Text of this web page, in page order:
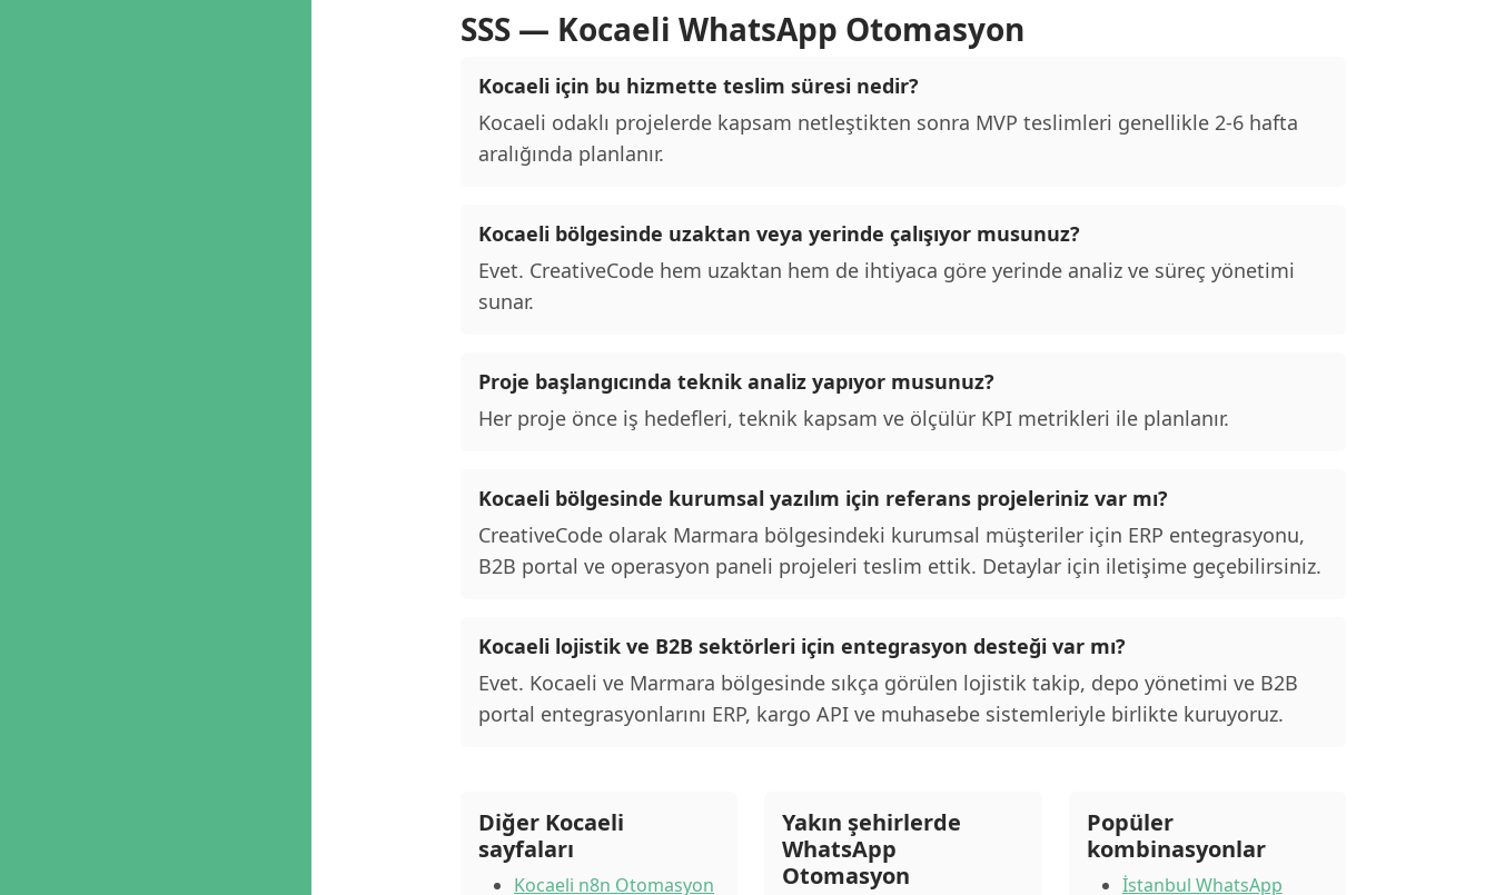
SSS — Kocaeli WhatsApp Otomasyon
Kocaeli için bu hizmette teslim süresi nedir?
Kocaeli odaklı projelerde kapsam netleştikten sonra MVP teslimleri genellikle 2-6 hafta
aralığında planlanır.
Kocaeli bölgesinde uzaktan veya yerinde çalışıyor musunuz?
Evet. CreativeCode hem uzaktan hem de ihtiyaca göre yerinde analiz ve süreç yönetimi
sunar.
Proje başlangıcında teknik analiz yapıyor musunuz?
Her proje önce iş hedefleri, teknik kapsam ve ölçülür KPI metrikleri ile planlanır.
Kocaeli bölgesinde kurumsal yazılım için referans projeleriniz var mı?
CreativeCode olarak Marmara bölgesindeki kurumsal müşteriler için ERP entegrasyonu,
B2B portal ve operasyon paneli projeleri teslim ettik. Detaylar için iletişime geçebilirsiniz.
Kocaeli lojistik ve B2B sektörleri için entegrasyon desteği var mı?
Evet. Kocaeli ve Marmara bölgesinde sıkça görülen lojistik takip, depo yönetimi ve B2B
portal entegrasyonlarını ERP, kargo API ve muhasebe sistemleriyle birlikte kuruyoruz.
Diğer Kocaeli
sayfaları
Kocaeli n8n Otomasyon
Yakın şehirlerde
WhatsApp
Otomasyon
Popüler
kombinasyonlar
İstanbul WhatsApp